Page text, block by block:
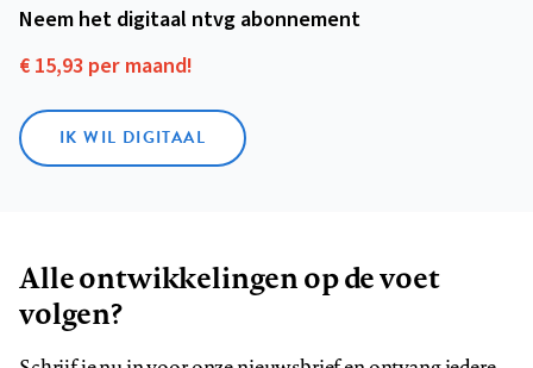
Neem het digitaal ntvg abonnement
€ 15,93 per maand!
IK WIL DIGITAAL
Alle ontwikkelingen op de voet
volgen?